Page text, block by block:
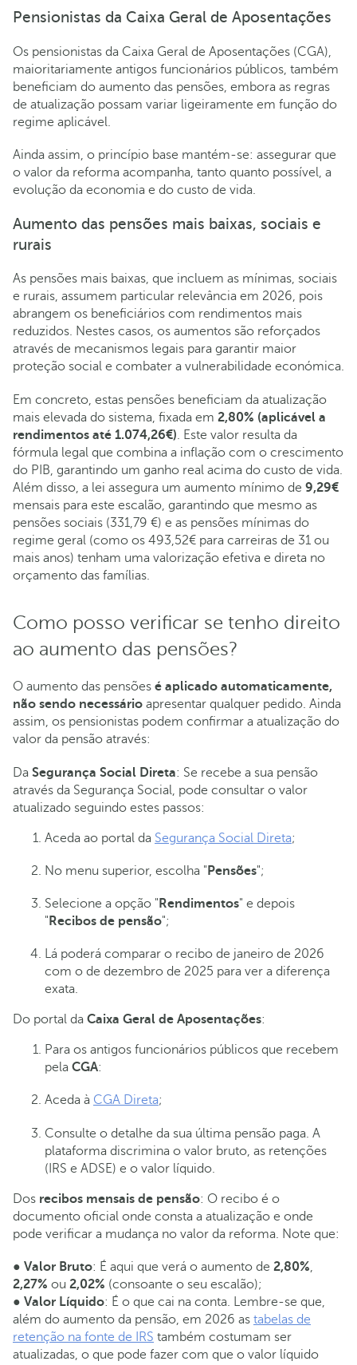
Pensionistas da Caixa Geral de Aposentações
Os pensionistas da Caixa Geral de Aposentações (CGA),
maioritariamente antigos funcionários públicos, também
beneficiam do aumento das pensões, embora as regras
de atualização possam variar ligeiramente em função do
regime aplicável.
Ainda assim, o princípio base mantém-se: assegurar que
o valor da reforma acompanha, tanto quanto possível, a
evolução da economia e do custo de vida.
Aumento das pensões mais baixas, sociais e
rurais
As pensões mais baixas, que incluem as mínimas, sociais
e rurais, assumem particular relevância em 2026, pois
abrangem os beneficiários com rendimentos mais
reduzidos. Nestes casos, os aumentos são reforçados
através de mecanismos legais para garantir maior
proteção social e combater a vulnerabilidade económica.
Em concreto, estas pensões beneficiam da atualização
mais elevada do sistema, fixada em 2,80% (aplicável a
rendimentos até 1.074,26€) . Este valor resulta da
fórmula legal que combina a inflação com o crescimento
do PIB, garantindo um ganho real acima do custo de vida.
Além disso, a lei assegura um aumento mínimo de 9,29€
mensais para este escalão, garantindo que mesmo as
pensões sociais (331,79 €) e as pensões mínimas do
regime geral (como os 493,52€ para carreiras de 31 ou
mais anos) tenham uma valorização efetiva e direta no
orçamento das famílias.
Como posso verificar se tenho direito
ao aumento das pensões?
O aumento das pensões é aplicado automaticamente,
não sendo necessário apresentar qualquer pedido. Ainda
assim, os pensionistas podem confirmar a atualização do
valor da pensão através:
Da Segurança Social Direta: Se recebe a sua pensão
através da Segurança Social, pode consultar o valor
atualizado seguindo estes passos:
Aceda ao portal da Segurança Social Direta;
No menu superior, escolha " Pensões";
Selecione a opção " Rendimentos" e depois
" Recibos de pensão";
Lá poderá comparar o recibo de janeiro de 2026
com o de dezembro de 2025 para ver a diferença
exata.
Do portal da Caixa Geral de Aposentações:
Para os antigos funcionários públicos que recebem
pela CGA:
Aceda à CGA Direta;
Consulte o detalhe da sua última pensão paga. A
plataforma discrimina o valor bruto, as retenções
(IRS e ADSE) e o valor líquido.
Dos recibos mensais de pensão: O recibo é o
documento oficial onde consta a atualização e onde
pode verificar a mudança no valor da reforma. Note que:
● Valor Bruto: É aqui que verá o aumento de 2,80%,
2,27% ou 2,02% (consoante o seu escalão);
● Valor Líquido: É o que cai na conta. Lembre-se que,
além do aumento da pensão, em 2026 as tabelas de
retenção na fonte de IRS também costumam ser
atualizadas, o que pode fazer com que o valor líquido